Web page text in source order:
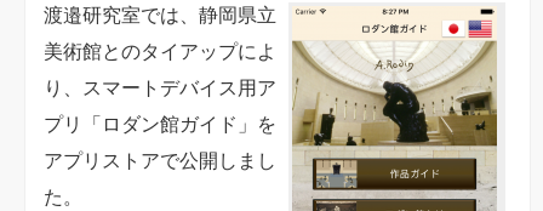
館
ガ
イ
ド
を
渡邉研究室では、静岡県立
美術館とのタイアップによ
り、スマートデバイス用ア
プリ「ロダン館ガイド」を
アプリストアで公開しまし
た。